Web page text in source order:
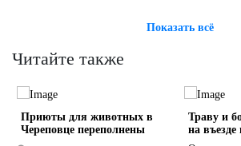
Показать всё
Читайте также
Приюты для животных в
Череповце переполнены
Траву и
на въезде